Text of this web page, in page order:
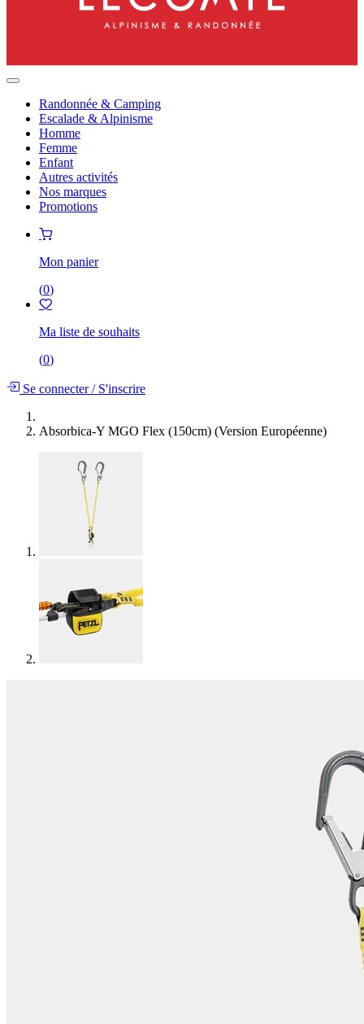
Randonnée & Camping
Escalade & Alpinisme
Homme
Femme
Enfant
Autres activités
Nos marques
Promotions
Mon panier
(0)
Ma liste de souhaits
(0)
Se connecter/S'inscrire
Absorbica-Y MGO Flex (150cm) (Version Européenne)